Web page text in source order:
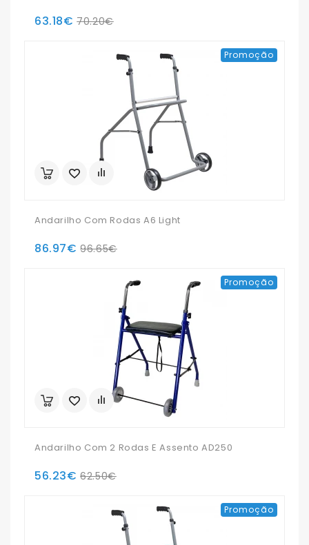
63.18€ 70.20€
Promoção
Andarilho Com Rodas A6 Light
86.97€ 96.65€
Promoção
Andarilho Com 2 Rodas E Assento AD250
56.23€ 62.50€
Promoção